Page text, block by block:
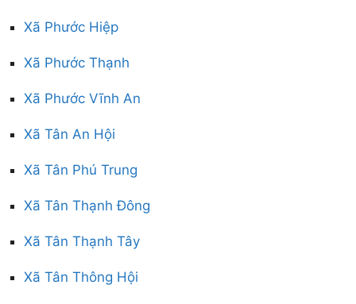
Xã Phước Hiệp
Xã Phước Thạnh
Xã Phước Vĩnh An
Xã Tân An Hội
Xã Tân Phú Trung
Xã Tân Thạnh Đông
Xã Tân Thạnh Tây
Xã Tân Thông Hội